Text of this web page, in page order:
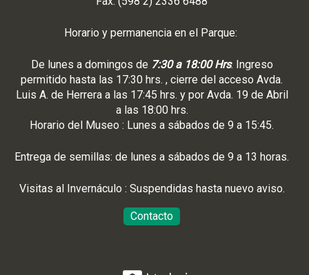
Horario y permanencia en el Parque:
De lunes a domingos de 7:30 a 18:00 Hrs. Ingreso
permitido hasta las 17:30 hrs. , cierre del acceso Avda.
Luis A. de Herrera a las 17:45 hrs. y por Avda. 19 de Abril
a las 18:00 hrs.
Horario del Museo : Lunes a sábados de 9 a 15:45.
Entrega de semillas: de lunes a sábados de 9 a 13 horas.
Visitas al Invernáculo : Suspendidas hasta nuevo aviso.
Contacto